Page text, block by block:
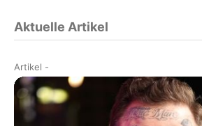
Aktuelle Artikel
Artikel -